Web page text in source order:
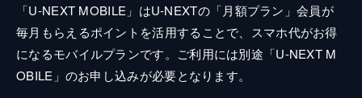
「U-NEXT MOBILE」はU-NEXTの「月額プラン」会員が
毎月もらえるポイントを活用することで、スマホ代がお得
になるモバイルプランです。ご利用には別途「U-NEXT M
OBILE」のお申し込みが必要となります。